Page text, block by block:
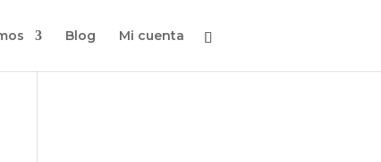
Blog Mi cuenta